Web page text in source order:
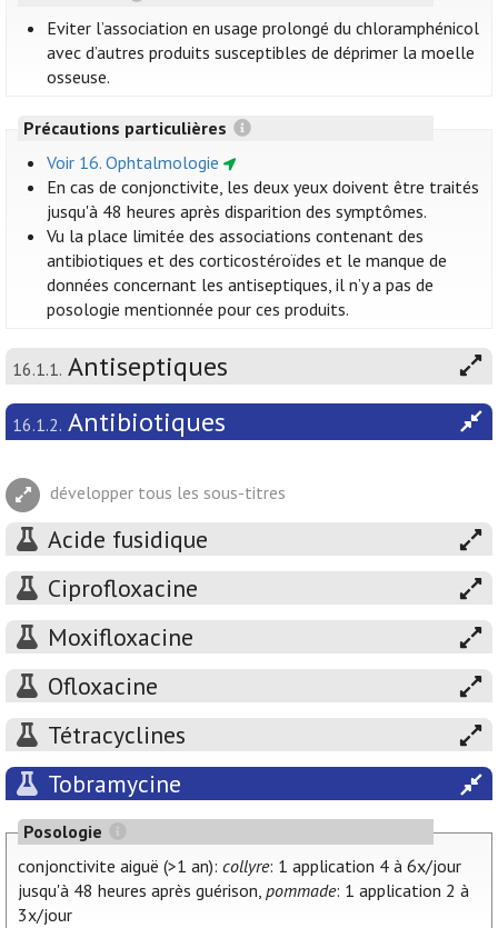
Eviter l’association en usage prolongé du chloramphénicol
avec d’autres produits susceptibles de déprimer la moelle
osseuse.
Précautions particulières
Voir 16. Ophtalmologie
En cas de conjonctivite, les deux yeux doivent être traités
jusqu'à 48 heures après disparition des symptômes.
Vu la place limitée des associations contenant des
antibiotiques et des corticostéroïdes et le manque de
données concernant les antiseptiques, il n’y a pas de
posologie mentionnée pour ces produits.
16.1.1. Antiseptiques
16.1.2. Antibiotiques
développer tous les sous-titres
Acide fusidique
Ciprofloxacine
Moxifloxacine
Ofloxacine
Tétracyclines
Tobramycine
Posologie
conjonctivite aiguë (>1 an): collyre: 1 application 4 à 6x/jour
jusqu'à 48 heures après guérison, pommade: 1 application 2 à
3x/jour